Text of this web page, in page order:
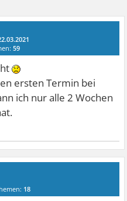
59
ersten Termin bei
ich nur alle 2 Wochen
18